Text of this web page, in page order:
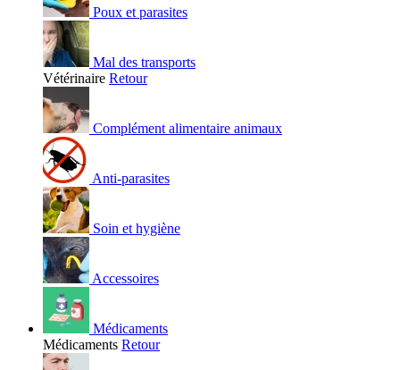
Poux et parasites
Mal des transports
Vétérinaire Retour
Complément alimentaire animaux
Anti-parasites
Soin et hygiène
Accessoires
Médicaments
Médicaments Retour